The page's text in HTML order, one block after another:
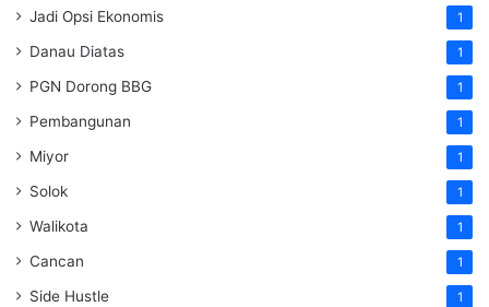
Jadi Opsi Ekonomis 1
Danau Diatas 1
PGN Dorong BBG 1
Pembangunan 1
Miyor 1
Solok 1
Walikota 1
Cancan 1
Side Hustle 1